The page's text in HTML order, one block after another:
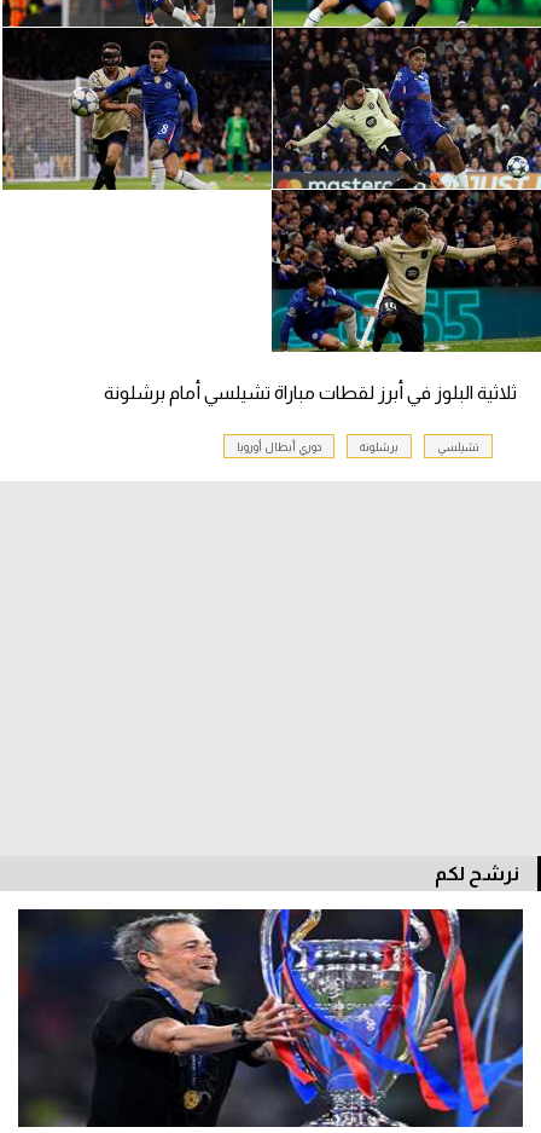
آسيا
أمريكا
ركن الألعاب
أقسام خاصة
Gamers
ميركاتو
تحقيق في الجول
حكايات في الجول
ثلاثية البلوز في أبرز لقطات مباراة تشيلسي أمام برشلونة
تشيلسي برشلونة دوري أبطال أوروبا
نرشح لكم